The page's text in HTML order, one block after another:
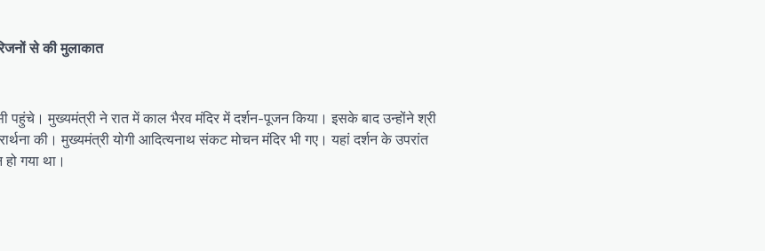
से की मुलाकात
पहुंचे। मुख्यमंत्री ने रात में काल भैरव मंदिर में दर्शन-पूजन किया। इसके बाद उन्होंने श्री
की। मुख्यमंत्री योगी आदित्यनाथ संकट मोचन मंदिर भी गए। यहां दर्शन के उपरांत
गया था।